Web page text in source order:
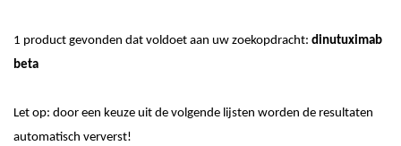
1 product gevonden dat voldoet aan uw zoekopdracht: dinutuximab
beta
Let op: door een keuze uit de volgende lijsten worden de resultaten
automatisch ververst!